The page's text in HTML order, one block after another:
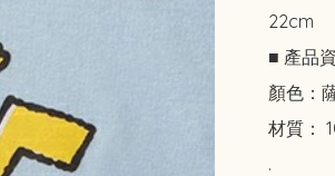
22cm
■ 產品
顏色：
材質：
.